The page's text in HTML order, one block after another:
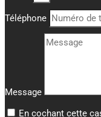
Téléphone
Message
En cochant cette